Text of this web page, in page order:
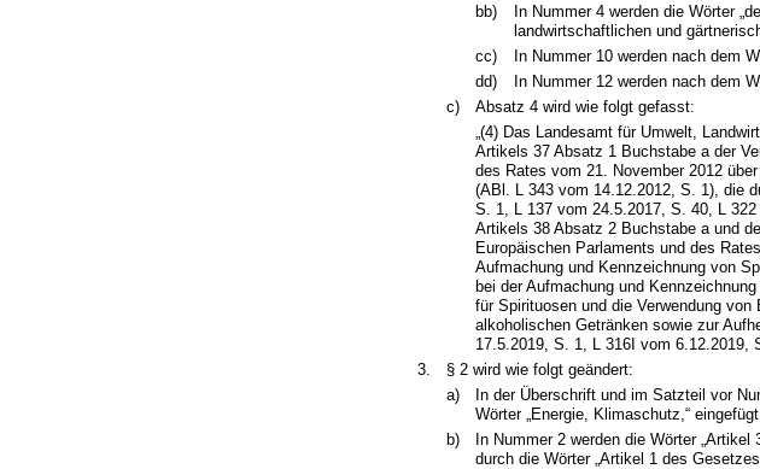
bb)
In Nummer 4 werden die Wörter
landwirtschaftlichen und
cc)
In Nummer 10 werden nach dem
dd)
In Nummer 12 werden nach dem
c)
Absatz 4 wird wie folgt gefasst:
„(4) Das Landesamt für Umwelt,
Artikels 37 Absatz 1 Buchstabe a der
des Rates vom 21. November 2012
(ABl. L 343 vom 14.12.2012, S. 1), die
S. 1, L 137 vom 24.5.2017, S. 40, L
Artikels 38 Absatz 2 Buchstabe a und
Europäischen Parlaments und des
Aufmachung und Kennzeichnung von
bei der Aufmachung und
für Spirituosen und die Verwendung
alkoholischen Getränken sowie zur
17.5.2019, S. 1, L 316I vom 6.12.2019,
3.
§ 2 wird wie folgt geändert:
a)
In der Überschrift und im Satzteil vor
Wörter „Energie, Klimaschutz,“ eingefügt.
b)
In Nummer 2 werden die Wörter
durch die Wörter „Artikel 1 des